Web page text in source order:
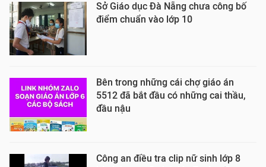
Sở Giáo dục Đà Nẵng chưa công bố
điểm chuẩn vào lớp 10
Bên trong những cái chợ giáo án
5512 đã bắt đầu có những cai thầu,
đầu nậu
Công an điều tra clip nữ sinh lớp 8